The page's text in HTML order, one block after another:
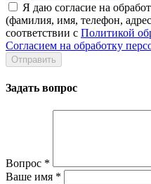
Я даю согласие на
(фамилия, имя, телефон,
соответствии с Политикой
Согласием на обработку
Задать вопрос
Вопрос *
Ваше имя *